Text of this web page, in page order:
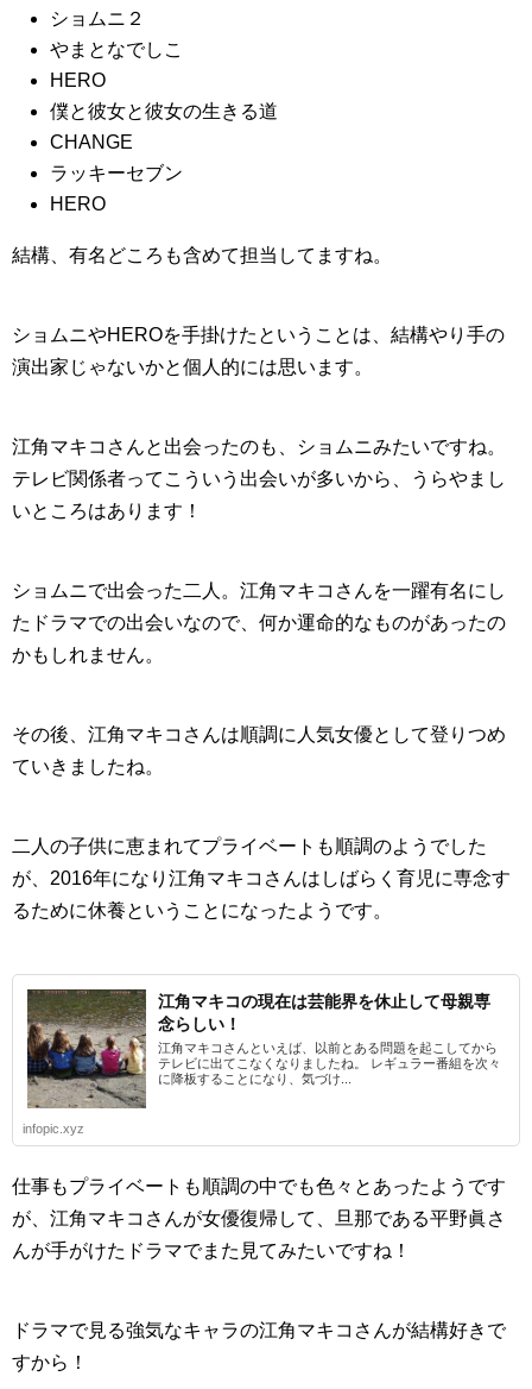
ショムニ２
やまとなでしこ
HERO
僕と彼女と彼女の生きる道
CHANGE
ラッキーセブン
HERO
結構、有名どころも含めて担当してますね。
ショムニやHEROを手掛けたということは、結構やり手の
演出家じゃないかと個人的には思います。
江角マキコさんと出会ったのも、ショムニみたいですね。
テレビ関係者ってこういう出会いが多いから、うらやまし
いところはあります！
ショムニで出会った二人 。江角マキコさんを一躍有名にし
たドラマでの出会いなので、何か運命的なものがあったの
かもしれません。
その後、江角マキコさんは順調に人気女優として登りつめ
ていきましたね。
二人の子供に恵まれてプライベートも順調のようでした
が、2016年になり江角マキコさんはしばらく育児に専念す
るために休養ということになったようです。
江角マキコの現在は芸能界を休止して母親専
念らしい！
江角マキコさんといえば、以前とある問題を起こしてから
テレビに出てこなくなりましたね。 レギュラー番組を次々
に降板することになり、気づけ...
infopic.xyz
仕事もプライベートも順調の中でも色々とあったようです
が、江角マキコさんが女優復帰して、旦那である平野眞さ
んが手がけたドラマでまた見てみたいですね！
ドラマで見る強気なキャラの江角マキコさんが結構好きで
すから！